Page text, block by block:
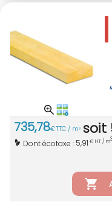
735,78€TTC / m3 soit
Dont écotaxe : 5,91 € HT / m3